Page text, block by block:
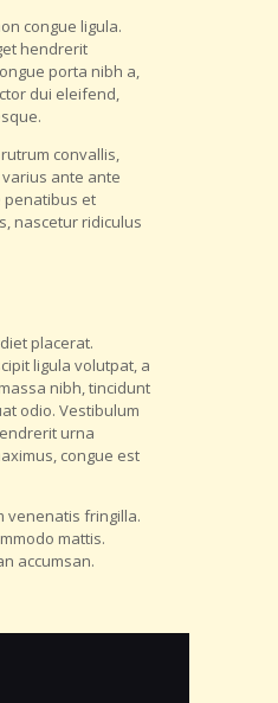
congue ligula.
hendrerit
porta nibh a,
dui eleifend,
convallis,
ante ante
penatibus et
nascetur ridiculus
placerat.
ligula volutpat, a
nibh, tincidunt
odio. Vestibulum
urna
congue est
venenatis fringilla.
mattis.
accumsan.